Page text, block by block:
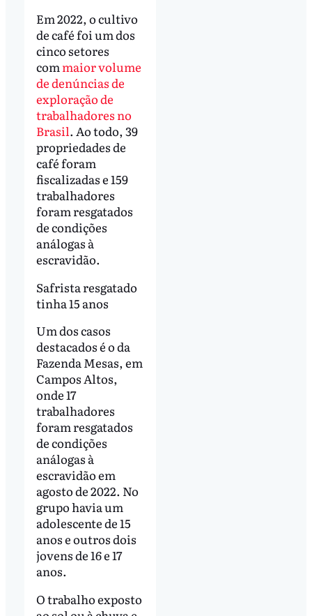
Em 2022, o cultivo
de café foi um dos
cinco setores
com maior volume
de denúncias de
exploração de
trabalhadores no
Brasil. Ao todo, 39
propriedades de
café foram
fiscalizadas e 159
trabalhadores
foram resgatados
de condições
análogas à
escravidão.
Safrista resgatado
tinha 15 anos
Um dos casos
destacados é o da
Fazenda Mesas, em
Campos Altos,
onde 17
trabalhadores
foram resgatados
de condições
análogas à
escravidão em
agosto de 2022. No
grupo havia um
adolescente de 15
anos e outros dois
jovens de 16 e 17
anos.
O trabalho exposto